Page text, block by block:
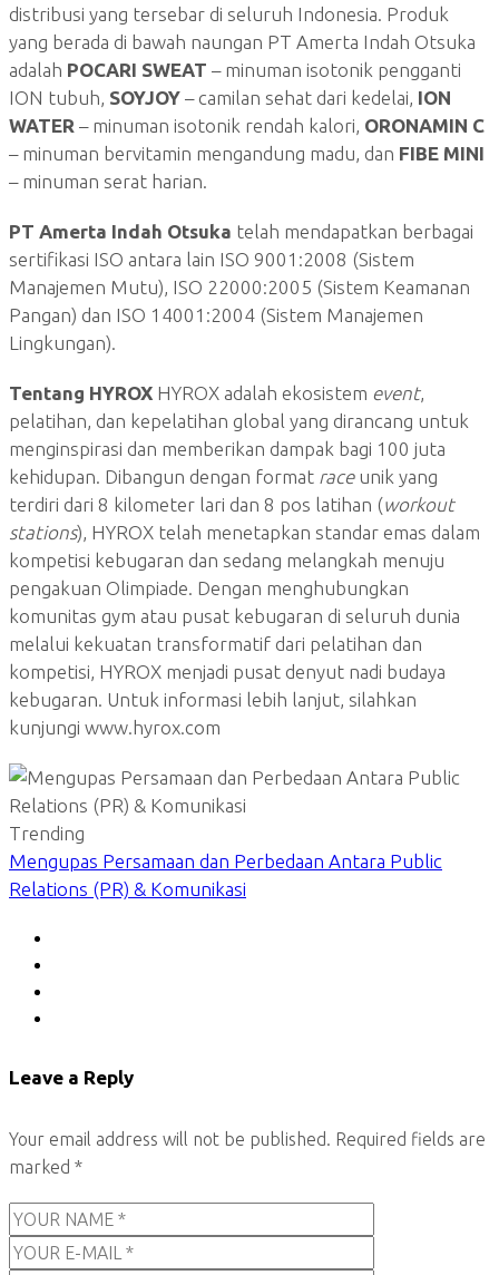
distribusi yang tersebar di seluruh Indonesia. Produk
yang berada di bawah naungan PT Amerta Indah Otsuka
adalah POCARI SWEAT – minuman isotonik pengganti
ION tubuh, SOYJOY – camilan sehat dari kedelai, ION
WATER – minuman isotonik rendah kalori, ORONAMIN C
– minuman bervitamin mengandung madu, dan FIBE MINI
– minuman serat harian.
PT Amerta Indah Otsuka telah mendapatkan berbagai
sertifikasi ISO antara lain ISO 9001:2008 (Sistem
Manajemen Mutu), ISO 22000:2005 (Sistem Keamanan
Pangan) dan ISO 14001:2004 (Sistem Manajemen
Lingkungan).
Tentang HYROX HYROX adalah ekosistem event,
pelatihan, dan kepelatihan global yang dirancang untuk
menginspirasi dan memberikan dampak bagi 100 juta
kehidupan. Dibangun dengan format race unik yang
terdiri dari 8 kilometer lari dan 8 pos latihan (workout
stations), HYROX telah menetapkan standar emas dalam
kompetisi kebugaran dan sedang melangkah menuju
pengakuan Olimpiade. Dengan menghubungkan
komunitas gym atau pusat kebugaran di seluruh dunia
melalui kekuatan transformatif dari pelatihan dan
kompetisi, HYROX menjadi pusat denyut nadi budaya
kebugaran. Untuk informasi lebih lanjut, silahkan
kunjungi www.hyrox.com
Trending
Mengupas Persamaan dan Perbedaan Antara Public
Relations (PR) & Komunikasi
Leave a Reply
Your email address will not be published. Required fields are
marked *